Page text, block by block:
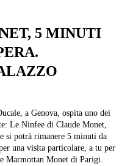
5 MINUTI
a Genova, ospita uno dei
Le Ninfee di Claude Monet,
si potrà rimanere 5 minuti da
Marmottan Monet di Parigi.